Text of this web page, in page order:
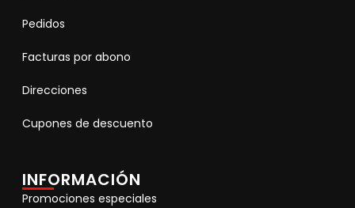
Pedidos
Facturas por abono
Direcciones
Cupones de descuento
INFORMACIÓN
Promociones especiales